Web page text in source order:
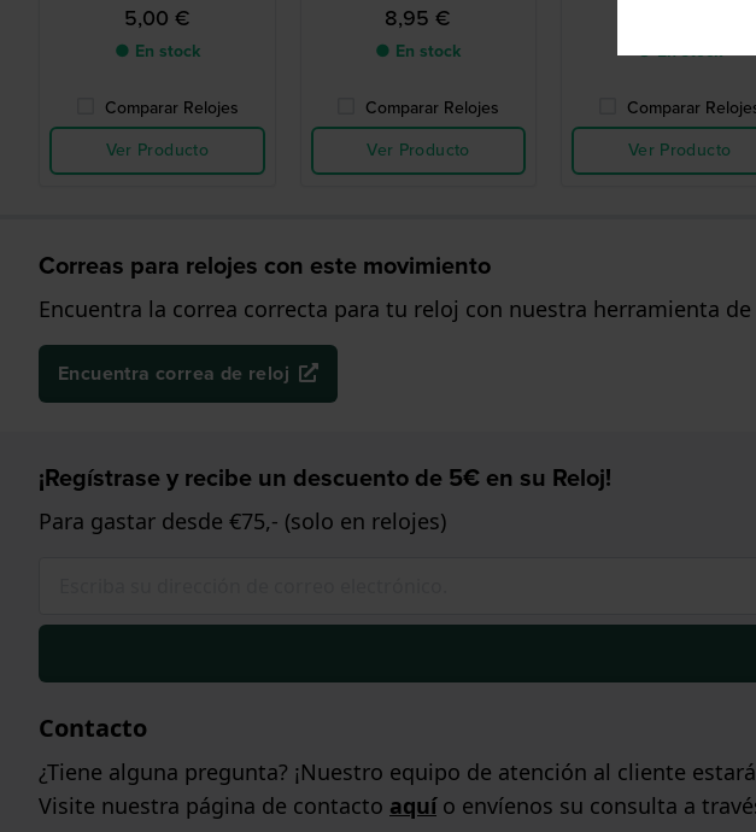
5,00 €
● En stock
Comparar Relojes
Ver Producto
8,95 €
● En stock
Comparar Relojes
Ver Producto
● En stock
Comparar
Ver Producto
Correas para relojes con este movimiento
Encuentra la correa correcta para tu reloj con nuestra herramienta
Encuentra correa de reloj
¡Regístrase y recibe un descuento de 5€ en su Reloj!
Para gastar desde €75,- (solo en relojes)
Contacto
¿Tiene alguna pregunta? ¡Nuestro equipo de atención al cliente
Visite nuestra página de contacto aquío envíenos su consulta a